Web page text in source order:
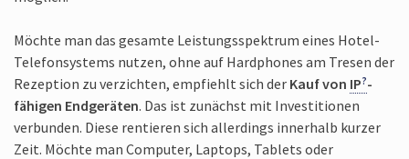
Möchte man das gesamte Leistungs­spektrum eines Hotel-
Telefonsystems nutzen, ohne auf Hardphones am Tresen der
Rezeption zu verzichten, empfiehlt sich der Kauf von IP -
fähigen Endgeräten. Das ist zunächst mit Investitionen
verbunden. Diese rentieren sich allerdings innerhalb kurzer
Zeit. Möchte man Computer, Laptops, Tablets oder